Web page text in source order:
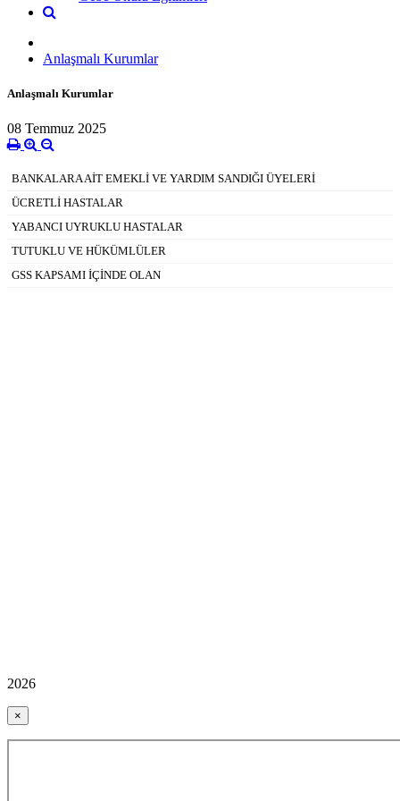
Anlaşmalı Kurumlar
Anlaşmalı Kurumlar
08 Temmuz 2025
BANKALARA AİT EMEKLİ VE YARDIM SANDIĞI ÜYELERİ
ÜCRETLİ HASTALAR
YABANCI UYRUKLU HASTALAR
TUTUKLU VE HÜKÜMLÜLER
GSS KAPSAMI İÇİNDE OLAN
2026
×